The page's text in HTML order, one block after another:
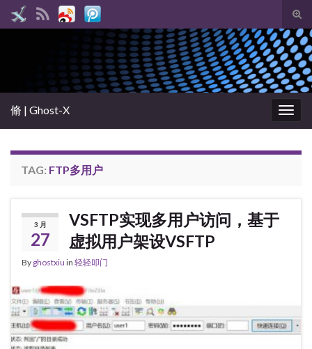
Search for:
脩 | Ghost-X
TAG: FTP多用户
3 月
27
VSFTP实现多用户访问，基于
虚拟用户架设VSFTP
By ghostxiu in 轻轻叩门